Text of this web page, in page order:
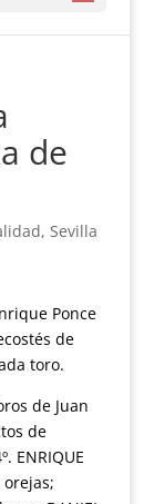
de
, Sevilla
Ponce
de
toro.
de Juan
de
ENRIQUE
orejas;